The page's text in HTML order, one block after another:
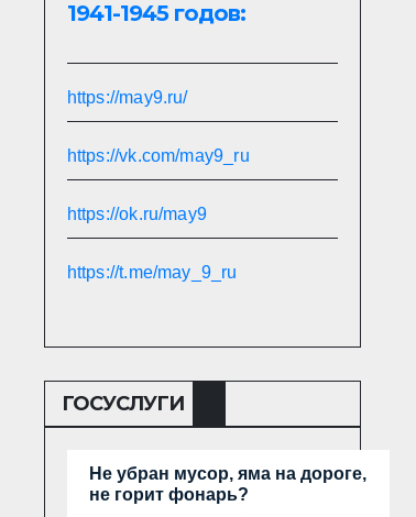
1941-1945 годов:
https://may9.ru/
https://vk.com/may9_ru
https://ok.ru/may9
https://t.me/may_9_ru
ГОСУСЛУГИ
Не убран мусор, яма на дороге,
не горит фонарь?